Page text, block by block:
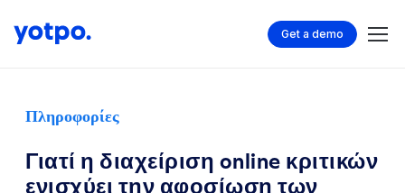
Get a demo
Πληροφορίες
Γιατί η διαχείριση online κριτικών
ενισχύει την αφοσίωση των